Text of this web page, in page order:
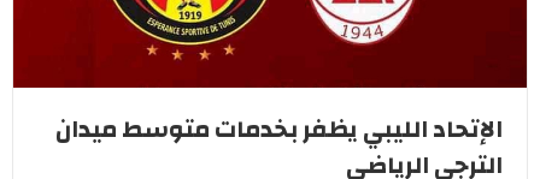
الإتحاد الليبي يظفر بخدمات متوسط ميدان
الترجي الرياضي